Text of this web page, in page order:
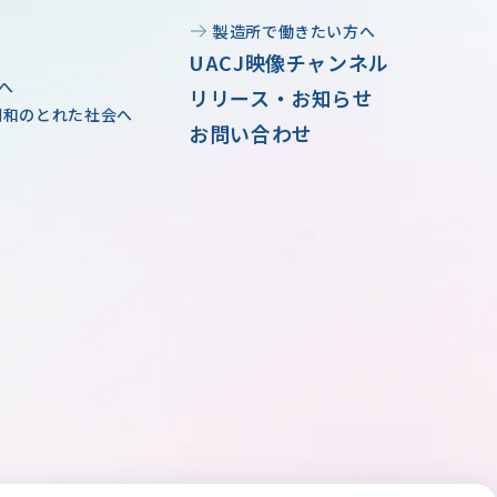
のとれた社会へ
製造所で働きたい方へ
UACJ映像チャンネル
リリース・お知らせ
お問い合わせ